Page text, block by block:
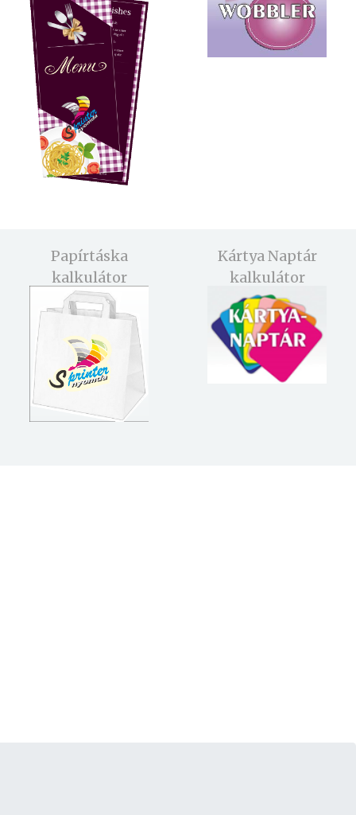
Papírtáska
kalkulátor
Kártya Naptár
kalkulátor